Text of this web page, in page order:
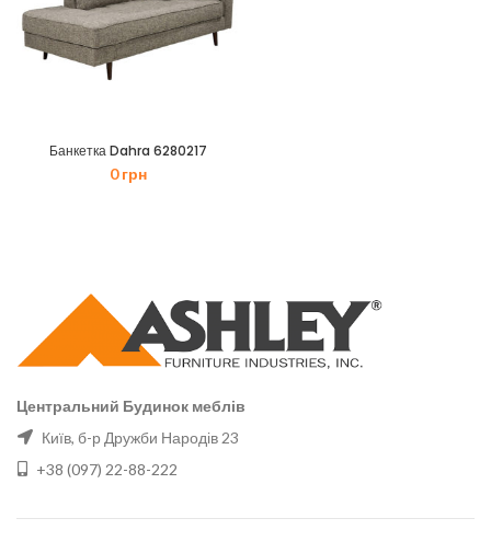
Банкетка Dahra 6280217
0грн
Центральний Будинок меблів
Київ, б-р Дружби Народів 23
+38 (097) 22-88-222